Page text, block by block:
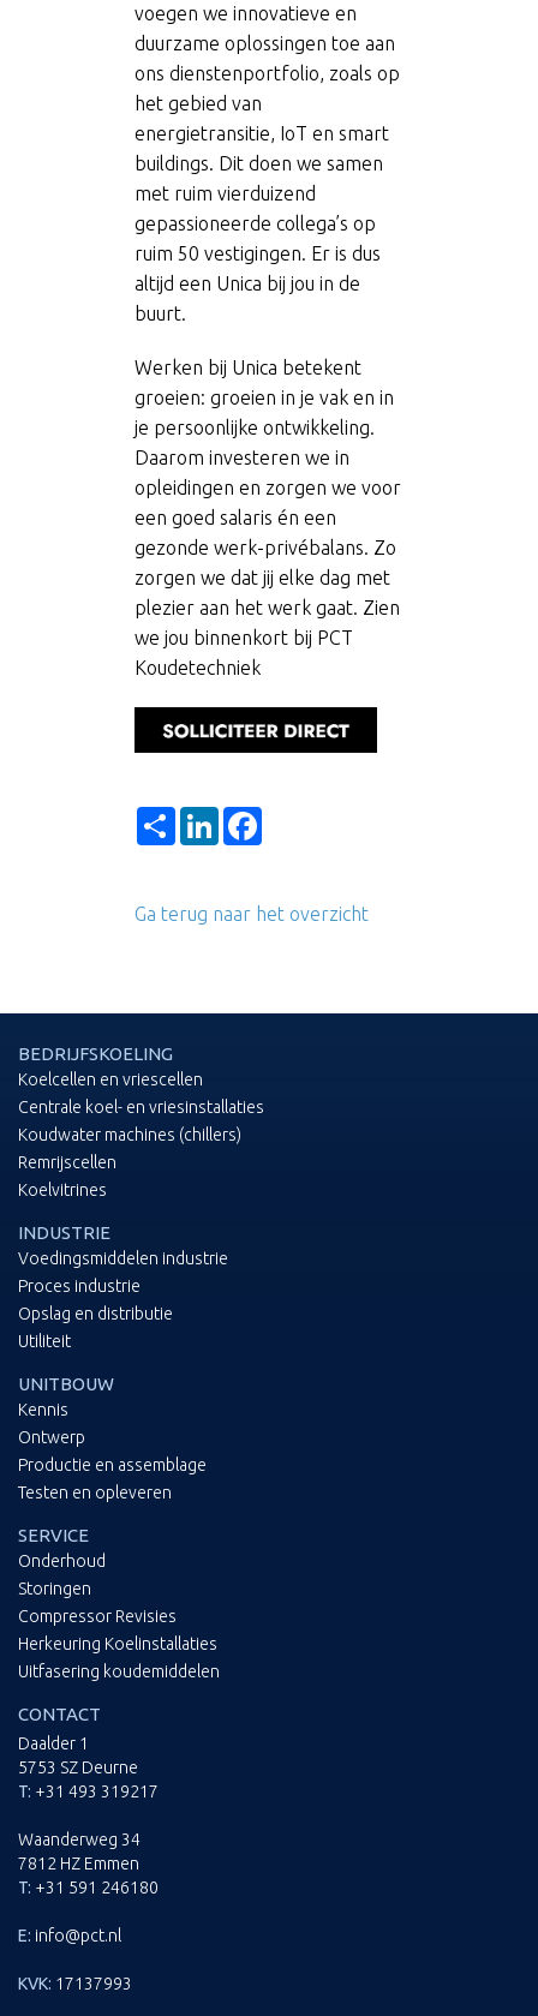
voegen we innovatieve en
duurzame oplossingen toe aan
ons dienstenportfolio, zoals op
het gebied van
energietransitie, IoT en smart
buildings. Dit doen we samen
met ruim vierduizend
gepassioneerde collega’s op
ruim 50 vestigingen. Er is dus
altijd een Unica bij jou in de
buurt.
Werken bij Unica betekent
groeien: groeien in je vak en in
je persoonlijke ontwikkeling.
Daarom investeren we in
opleidingen en zorgen we voor
een goed salaris én een
gezonde werk-privébalans. Zo
zorgen we dat jij elke dag met
plezier aan het werk gaat. Zien
we jou binnenkort bij PCT
Koudetechniek
ShareLinkedIn
Ga terug naar het overzicht
BEDRIJFSKOELING
Koelcellen en vriescellen
Centrale koel- en vriesinstallaties
Koudwater machines (chillers)
Remrijscellen
Koelvitrines
INDUSTRIE
Voedingsmiddelen industrie
Proces industrie
Opslag en distributie
Utiliteit
UNITBOUW
Kennis
Ontwerp
Productie en assemblage
Testen en opleveren
SERVICE
Onderhoud
Storingen
Compressor Revisies
Herkeuring Koelinstallaties
Uitfasering koudemiddelen
CONTACT
Daalder 1
5753 SZ Deurne
T: +31 493 319217
Waanderweg 34
7812 HZ Emmen
T: +31 591 246180
E: info@pct.nl
KVK: 17137993